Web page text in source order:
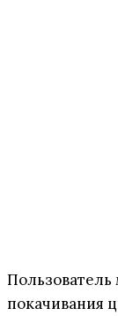
покачивания